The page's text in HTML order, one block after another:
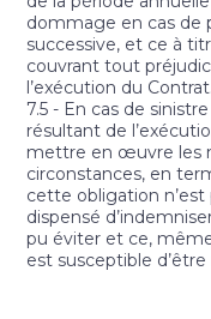
dommage en cas de
successive, et ce à
couvrant tout
l’exécution du Contrat.
7.5 - En cas de
résultant de
mettre en œuvre les
circonstances, en
cette obligation n’est
dispensé
pu éviter et ce,
est susceptible